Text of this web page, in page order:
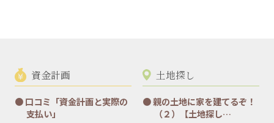
資金計画
口コミ「資金計画と実際の
支払い」
土地探し
親の土地に家を建てるぞ！
（２）【土地探し…